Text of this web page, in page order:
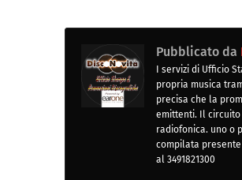
Pubblicato da
I servizi di Ufficio
propria musica
precisa che la
emittenti. Il
radiofonica. uno o
compilata
al 3491821300